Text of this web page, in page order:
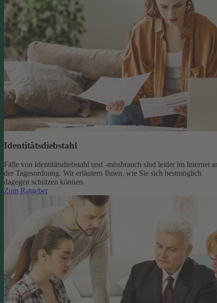
Identitätsdiebstahl
Fälle von Identitätsdiebstahl und -missbrauch sind leider im Internet
der Tagesordnung. Wir erläutern Ihnen, wie Sie sich bestmöglich
dagegen schützen können.
Zum Ratgeber